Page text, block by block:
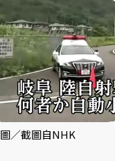
圖／截圖自NHK